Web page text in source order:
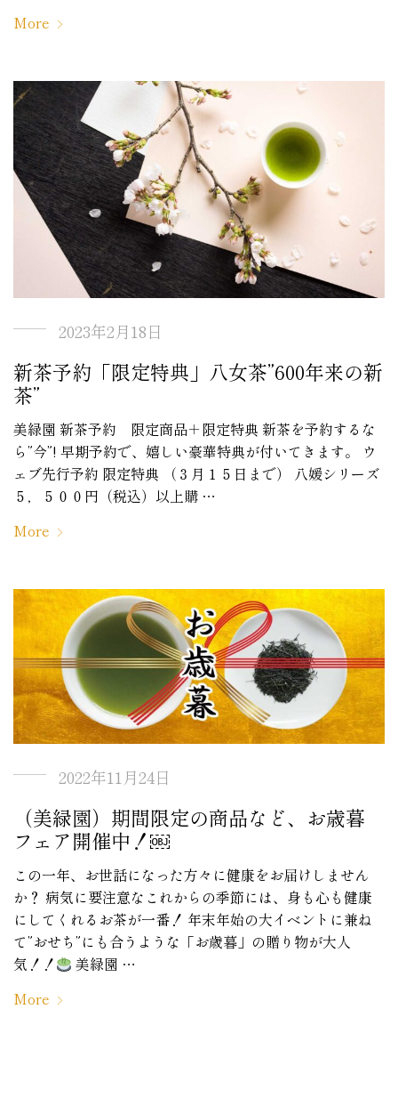
More
2023年2月18日
新茶予約「限定特典」八女茶”600年来の新
茶”
美緑園 新茶予約 限定商品＋限定特典 新茶を予約するな
ら”今”! 早期予約で、嬉しい豪華特典が付いてきます。 ウ
ェブ先行予約 限定特典 （３月１５日まで） 八媛シリーズ
５，５００円（税込）以上購 …
More
2022年11月24日
（美緑園）期間限定の商品など、お歳暮
フェア開催中！￼
この一年、お世話になった方々に健康をお届けしません
か？ 病気に要注意なこれからの季節には、身も心も健康
にしてくれるお茶が一番！ 年末年始の大イベントに兼ね
て”おせち”にも合うような「お歳暮」の贈り物が大人
気！！
美緑園 …
More